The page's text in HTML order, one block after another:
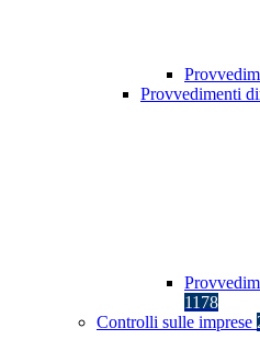
Provvedimenti
1178
Controlli sulle imprese